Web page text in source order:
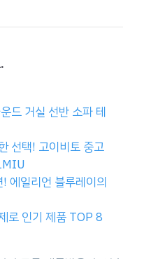
드 거실 선반 소파 테
선택! 고이비토 중고
에일리언 블루레이의
로 인기 제품 TOP 8